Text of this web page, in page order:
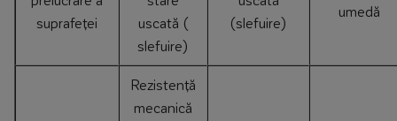
suprafeței
uscată (
slefuire)
(slefuire)
umedă
Rezistență
mecanică